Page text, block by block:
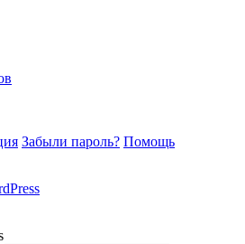
Забыли пароль? Помощь